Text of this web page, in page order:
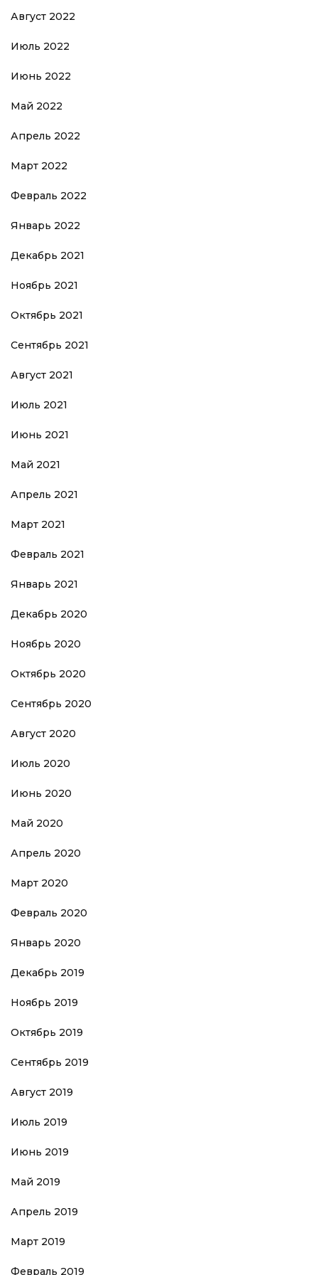
Август 2022
Июль 2022
Июнь 2022
Май 2022
Апрель 2022
Март 2022
Февраль 2022
Январь 2022
Декабрь 2021
Ноябрь 2021
Октябрь 2021
Сентябрь 2021
Август 2021
Июль 2021
Июнь 2021
Май 2021
Апрель 2021
Март 2021
Февраль 2021
Январь 2021
Декабрь 2020
Ноябрь 2020
Октябрь 2020
Сентябрь 2020
Август 2020
Июль 2020
Июнь 2020
Май 2020
Апрель 2020
Март 2020
Февраль 2020
Январь 2020
Декабрь 2019
Ноябрь 2019
Октябрь 2019
Сентябрь 2019
Август 2019
Июль 2019
Июнь 2019
Май 2019
Апрель 2019
Март 2019
Февраль 2019